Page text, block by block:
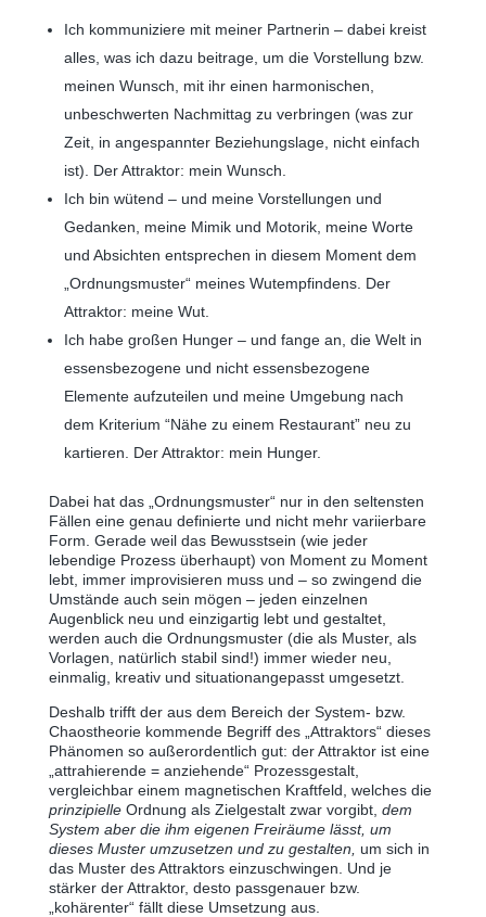
Ich kommuniziere mit meiner Partnerin ‒ dabei kreist
alles, was ich dazu beitrage, um die Vorstellung bzw.
meinen Wunsch, mit ihr einen harmonischen,
unbeschwerten Nachmittag zu verbringen (was zur
Zeit, in angespannter Beziehungslage, nicht einfach
ist). Der Attraktor: mein Wunsch.
Ich bin wütend ‒ und meine Vorstellungen und
Gedanken, meine Mimik und Motorik, meine Worte
und Absichten entsprechen in diesem Moment dem
„Ordnungsmuster“ meines Wutempfindens. Der
Attraktor: meine Wut.
Ich habe großen Hunger ‒ und fange an, die Welt in
essensbezogene und nicht essensbezogene
Elemente aufzuteilen und meine Umgebung nach
dem Kriterium “Nähe zu einem Restaurant” neu zu
kartieren. Der Attraktor: mein Hunger.
Dabei hat das „Ordnungsmuster“ nur in den seltensten
Fällen eine genau definierte und nicht mehr variierbare
Form. Gerade weil das Bewusstsein (wie jeder
lebendige Prozess überhaupt) von Moment zu Moment
lebt, immer improvisieren muss und ‒ so zwingend die
Umstände auch sein mögen ‒ jeden einzelnen
Augenblick neu und einzigartig lebt und gestaltet,
werden auch die Ordnungsmuster (die als Muster, als
Vorlagen, natürlich stabil sind!) immer wieder neu,
einmalig, kreativ und situationangepasst umgesetzt.
Deshalb trifft der aus dem Bereich der System- bzw.
Chaostheorie kommende Begriff des „Attraktors“ dieses
Phänomen so außerordentlich gut: der Attraktor ist eine
„attrahierende = anziehende“ Prozessgestalt,
vergleichbar einem magnetischen Kraftfeld, welches die
prinzipielleOrdnung als Zielgestalt zwar vorgibt, dem
System aber die ihm eigenen Freiräume lässt, um
dieses Muster umzusetzen und zu gestalten,
um sich in
das Muster des Attraktors einzuschwingen. Und je
stärker der Attraktor, desto passgenauer bzw.
„kohärenter“ fällt diese Umsetzung aus.